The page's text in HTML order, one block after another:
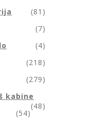
(81)
(7)
(4)
(218)
(279)
kabine
(48)
(54)